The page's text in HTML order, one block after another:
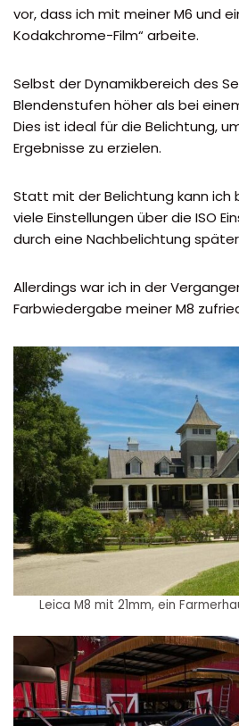
vor, dass ich mit meiner M6 und
Kodakchrome-Film“ arbeite.
Selbst der Dynamikbereich des
Blendenstufen höher als bei
Dies ist ideal für die Belichtung,
Ergebnisse zu erzielen.
Statt mit der Belichtung kann ich
viele Einstellungen über die ISO
durch eine Nachbelichtung
Allerdings war ich in der
Farbwiedergabe meiner M8
Leica M8 mit 21mm, ein